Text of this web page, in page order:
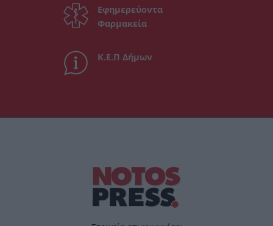
Εφημερεύοντα
Φαρμακεία
Κ.Ε.Π Δήμων